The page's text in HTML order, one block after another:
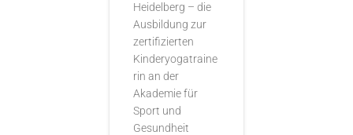
Heidelberg – die
Ausbildung zur
zertifizierten
Kinderyogatraine
rin an der
Akademie für
Sport und
Gesundheit